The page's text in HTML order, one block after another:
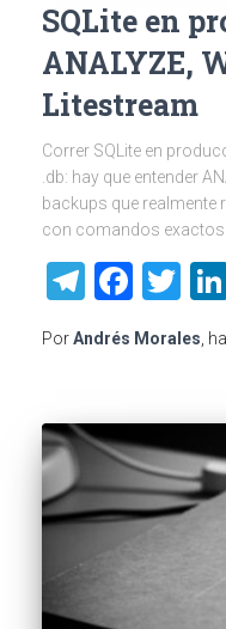
SQLite en
ANALYZE,
Litestream
Correr SQLite en
.db: hay que entender
backups que realmente
con comandos exactos
PorAndrés Morales ,